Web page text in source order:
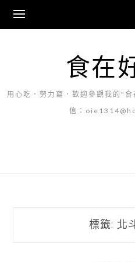
content
食在
用心吃．努力寫．歡迎參觀我的"
信：
標籤: 北